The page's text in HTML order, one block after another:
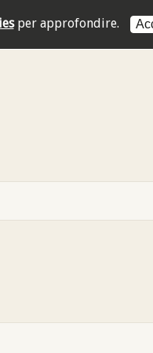
per approfondire.